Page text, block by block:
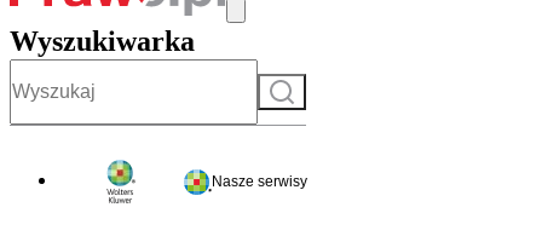
Wyszukiwarka
Szukaj
Nasze serwisy